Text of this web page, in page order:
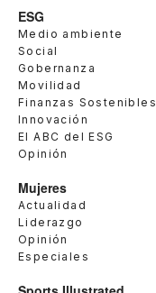
ESG
Medio ambiente
Social
Gobernanza
Movilidad
Finanzas Sostenibles
Innovación
El ABC del ESG
Opinión
Mujeres
Actualidad
Liderazgo
Opinión
Especiales